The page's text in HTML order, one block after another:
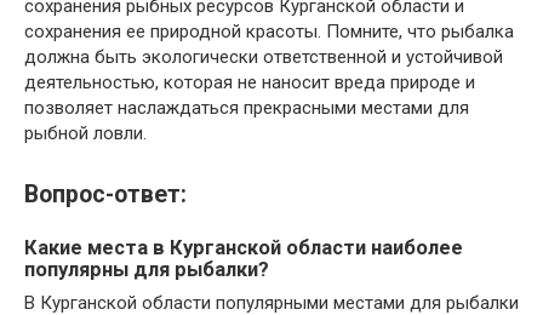
сохранения рыбных ресурсов Курганской области и
сохранения ее природной красоты. Помните, что рыбалка
должна быть экологически ответственной и устойчивой
деятельностью, которая не наносит вреда природе и
позволяет наслаждаться прекрасными местами для
рыбной ловли.
Вопрос-ответ:
Какие места в Курганской области наиболее
популярны для рыбалки?
В Курганской области популярными местами для рыбалки